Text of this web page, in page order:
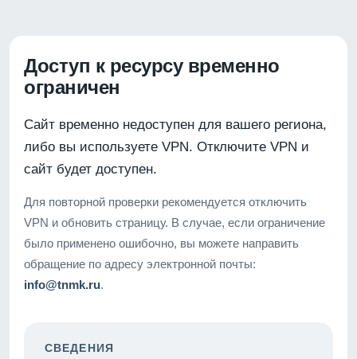
Доступ к ресурсу временно
ограничен
Сайт временно недоступен для вашего региона,
либо вы используете VPN. Отключите VPN и
сайт будет доступен.
Для повторной проверки рекомендуется отключить
VPN и обновить страницу. В случае, если ограничение
было применено ошибочно, вы можете направить
обращение по адресу электронной почты:
info@tnmk.ru.
СВЕДЕНИЯ